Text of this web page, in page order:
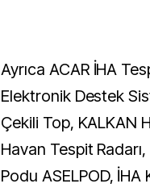
Ayrıca ACAR İHA
Elektronik Destek
Çekili Top, KALKAN
Havan Tespit
Podu ASELPOD, İHA